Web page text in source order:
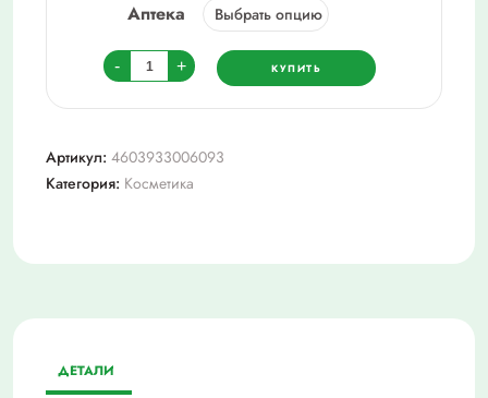
Аптека
-
Количество
товара
Жидкость
рук
80мл
+ КУПИТЬ
Артикул: 4603933006093
Категория: Косметика
ДЕТАЛИ